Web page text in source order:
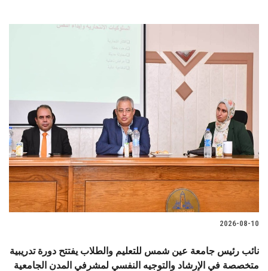
2026-08-10
نائب رئيس جامعة عين شمس للتعليم والطلاب يفتتح دورة تدريبية
متخصصة في الإرشاد والتوجيه النفسي لمشرفي المدن الجامعية